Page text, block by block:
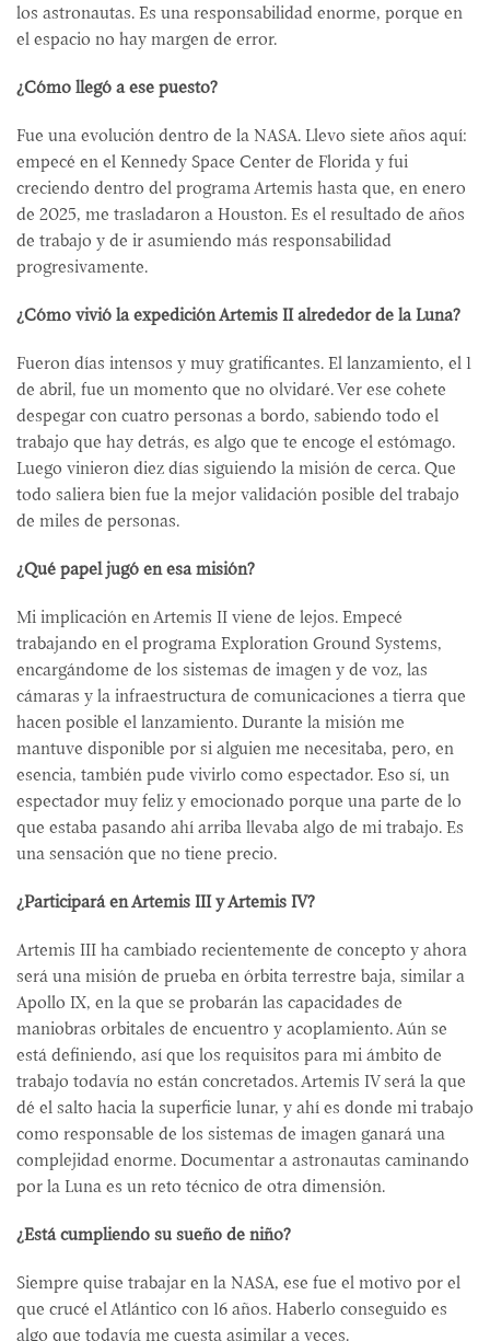
los astronautas. Es una responsabilidad enorme, porque en
el espacio no hay margen de error.
¿Cómo llegó a ese puesto?
Fue una evolución dentro de la NASA. Llevo siete años aquí:
empecé en el Kennedy Space Center de Florida y fui
creciendo dentro del programa Artemis hasta que, en enero
de 2025, me trasladaron a Houston. Es el resultado de años
de trabajo y de ir asumiendo más responsabilidad
progresivamente.
¿Cómo vivió la expedición Artemis II alrededor de la Luna?
Fueron días intensos y muy gratificantes. El lanzamiento, el 1
de abril, fue un momento que no olvidaré. Ver ese cohete
despegar con cuatro personas a bordo, sabiendo todo el
trabajo que hay detrás, es algo que te encoge el estómago.
Luego vinieron diez días siguiendo la misión de cerca. Que
todo saliera bien fue la mejor validación posible del trabajo
de miles de personas.
¿Qué papel jugó en esa misión?
Mi implicación en Artemis II viene de lejos. Empecé
trabajando en el programa Exploration Ground Systems,
encargándome de los sistemas de imagen y de voz, las
cámaras y la infraestructura de comunicaciones a tierra que
hacen posible el lanzamiento. Durante la misión me
mantuve disponible por si alguien me necesitaba, pero, en
esencia, también pude vivirlo como espectador. Eso sí, un
espectador muy feliz y emocionado porque una parte de lo
que estaba pasando ahí arriba llevaba algo de mi trabajo. Es
una sensación que no tiene precio.
¿Participará en Artemis III y Artemis IV?
Artemis III ha cambiado recientemente de concepto y ahora
será una misión de prueba en órbita terrestre baja, similar a
Apollo IX, en la que se probarán las capacidades de
maniobras orbitales de encuentro y acoplamiento. Aún se
está definiendo, así que los requisitos para mi ámbito de
trabajo todavía no están concretados. Artemis IV será la que
dé el salto hacia la superficie lunar, y ahí es donde mi trabajo
como responsable de los sistemas de imagen ganará una
complejidad enorme. Documentar a astronautas caminando
por la Luna es un reto técnico de otra dimensión.
¿Está cumpliendo su sueño de niño?
Siempre quise trabajar en la NASA, ese fue el motivo por el
que crucé el Atlántico con 16 años. Haberlo conseguido es
algo que todavía me cuesta asimilar a veces.